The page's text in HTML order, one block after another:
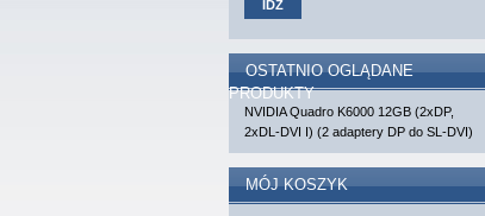
IDŹ
OSTATNIO OGLĄDANE
PRODUKTY
NVIDIA Quadro K6000 12GB (2xDP,
2xDL-DVI I) (2 adaptery DP do SL-DVI)
MÓJ KOSZYK